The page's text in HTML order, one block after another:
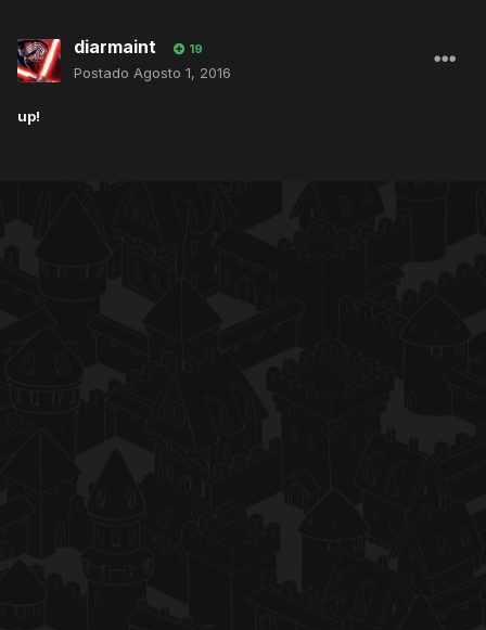
diarmaint 19
Postado Agosto 1, 2016
up!